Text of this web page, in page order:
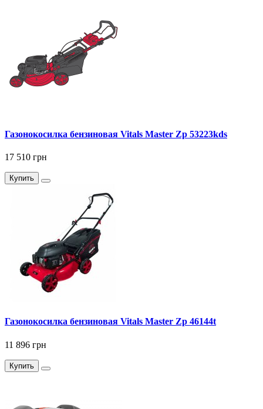
Газонокосилка бензиновая Vitals Master Zp 53223kds
17 510 грн
Купить
Газонокосилка бензиновая Vitals Master Zp 46144t
11 896 грн
Купить